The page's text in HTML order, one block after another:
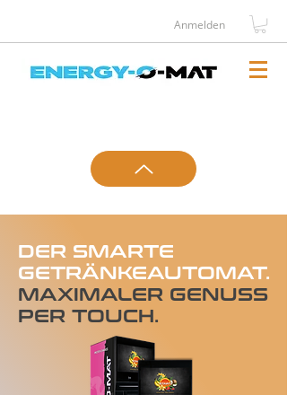
Anmelden
DER SMARTE
GETRÄNKEAUTOMAT.
MAXIMALER GENUSS
PER TOUCH.